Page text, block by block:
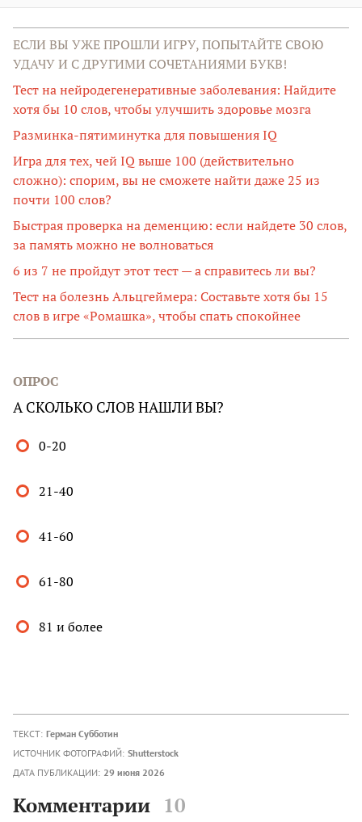
ЕСЛИ ВЫ УЖЕ ПРОШЛИ ИГРУ, ПОПЫТАЙТЕ СВОЮ
УДАЧУ И С ДРУГИМИ СОЧЕТАНИЯМИ БУКВ!
Тест на нейродегенеративные заболевания: Найдите
хотя бы 10 слов, чтобы улучшить здоровье мозга
Разминка-пятиминутка для повышения IQ
Игра для тех, чей IQ выше 100 (действительно
сложно): спорим, вы не сможете найти даже 25 из
почти 100 слов?
Быстрая проверка на деменцию: если найдете 30 слов,
за память можно не волноваться
6 из 7 не пройдут этот тест — а справитесь ли вы?
Тест на болезнь Альцгеймера: Составьте хотя бы 15
слов в игре «Ромашка», чтобы спать спокойнее
ОПРОС
А СКОЛЬКО СЛОВ НАШЛИ ВЫ?
0-20
21-40
41-60
61-80
81 и более
ТЕКСТ: Герман Субботин
ИСТОЧНИК ФОТОГРАФИЙ: Shutterstock
ДАТА ПУБЛИКАЦИИ: 29 июня 2026
Комментарии 10